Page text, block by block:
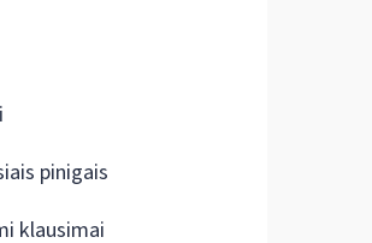
pinigais
klausimai